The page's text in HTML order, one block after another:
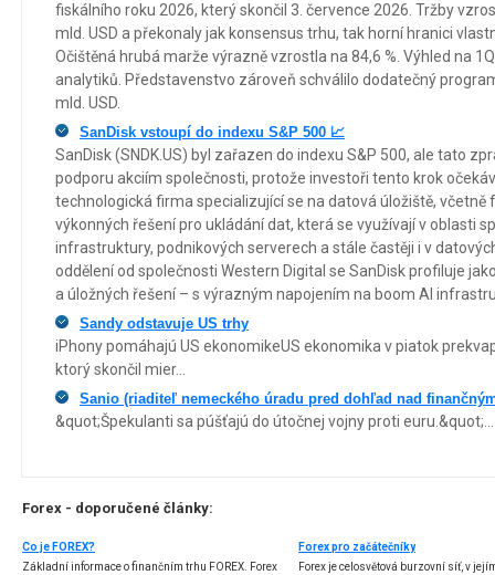
fiskálního roku 2026, který skončil 3. července 2026. Tržby
mld. USD a překonaly jak konsensus trhu, tak horní hranici
Očištěná hrubá marže výrazně vzrostla na 84,6 %. Výhled na
analytiků. Představenstvo zároveň schválilo dodatečný
mld. USD.
SanDisk vstoupí do indexu S&P 500 📈
SanDisk (SNDK.US) byl zařazen do indexu S&P 500, ale tato
podporu akciím společnosti, protože investoři tento krok
technologická firma specializující se na datová úložiště, včetně
výkonných řešení pro ukládání dat, která se využívají v oblasti
infrastruktury, podnikových serverech a stále častěji i v
oddělení od společnosti Western Digital se SanDisk profiluje
a úložných řešení – s výrazným napojením na boom AI
Sandy odstavuje US trhy
iPhony pomáhajú US ekonomikeUS ekonomika v piatok
ktorý skončil mier...
Sanio (riaditeľ nemeckého úradu pred dohľad nad
&quot;Špekulanti sa púšťajú do útočnej vojny proti euru.&quot;...
Forex - doporučené články:
Co je FOREX?
Základní informace o finančním trhu FOREX. Forex
Forex pro začátečníky
Forex je celosvětová burzovní síť, v